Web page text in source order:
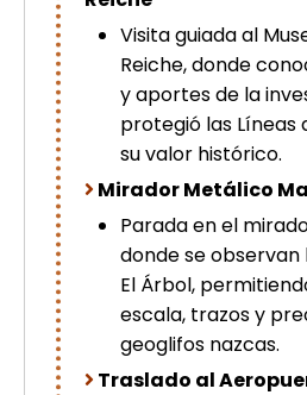
Tour de lujo Cusco 8
Machupicchu + Hotel
Tour Tiahuanaco
Puerta del Sol &
Tour Uros Taquile 1 día
desde Puno
Visita guiada al
Reiche, donde
y aportes de la
protegió las Líneas
su valor histórico.
Mirador Metálico
Parada en el
donde se observan
El Árbol,
escala, trazos y
geoglifos nazcas.
Traslado al